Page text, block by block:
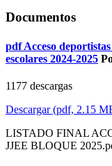
Documentos
pdf Acceso
escolares 2024-2025
1177 descargas
Descargar(pdf, 2.15
LISTADO FINAL
JJEE BLOQUE